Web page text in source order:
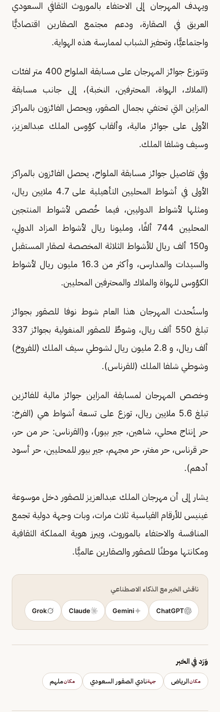
ويهدف المهرجان إلى الاحتفاء بالموروث الثقافي السعودي
العريق في الصقارة، ودعم مجتمع الصقارين اقتصاديًّا
واجتماعيًّا، وتحفيز الشباب لممارسة هذه الهواية.
وتتوزع جوائز المهرجان على مسابقة الملواح 400 متر لفئات
(الملاك، الهواة، المحترفين، النخبة)، إلى جانب مسابقة
المزاين التي تحتفي بجمال الصقور، ويحصل الفائزون بالمراكز
الأولى على جوائز مالية، وألقاب كؤوس الملك عبدالعزيز،
وسيف وشلفا الملك.
وفي تفاصيل جوائز مسابقة الملواح، يحصل الفائزون بالمراكز
الأولى في أشواط المحليين التأهيلية على 4.7 ملايين ريال،
ومثلها لأشواط الدوليين، فيما خُصص لأشواط المنتجين
المحليين 744 ألفًا، ومليونا ريال لأشواط المزاد الدولي،
و150 ألف ريال للأشواط الثلاثة المخصصة لصقار المستقبل
والسيدات والمدارس، وأكثر من 16.3 مليون ريال لأشواط
الكؤوس للهواة والملاك والمحترفين المحليين.
واستُحدث المهرجان هذا العام شوط نوفا للصقور بجوائز
تبلغ 550 ألف ريال، وشوطٌ للصقور المنغولية بجوائز 337
ألف ريال، و 2.8 مليون ريال لشوطي سيف الملك (للفروخ)
وشوطي شلفا الملك (للقرناس).
وخصص المهرجان لمسابقة المزاين جوائز مالية للفائزين
تبلغ 5.6 ملايين ريال، توزع على تسعة أشواط هي (الفرخ:
حر إنتاج محلي، شاهين، جير بيور)، و(القرناس: حر من حر،
حر قرناس، حر مغتر، حر مجهم، جير بيور للمحليين، حر أسود
أدهم).
يشار إلى أن مهرجان الملك عبدالعزيز للصقور دخل موسوعة
غينيس للأرقام القياسية ثلاث مرات، وبات وجهة دولية تجمع
المنافسة والاحتفاء بالموروث، ويبرز هوية المملكة الثقافية
ومكانتها موطنًا للصقور والصقارين عالميًّا.
ناقش الخبر مع الذكاء الاصطناعي
ChatGPT
Gemini
Claude
Grok
وَرَد في الخبر
مكانالرياض جهةنادي الصقور السعودي مكانملهم